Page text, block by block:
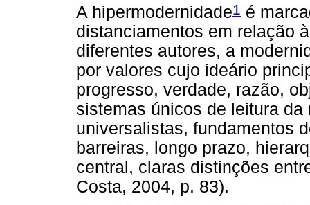
A hipermodernidade1 é
distanciamentos em relação
diferentes autores, a
por valores cujo ideário
progresso, verdade, razão,
sistemas únicos de leitura
universalistas, fundamentos
barreiras, longo prazo,
central, claras distinções
Costa, 2004, p. 83).